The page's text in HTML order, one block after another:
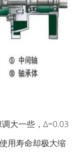
大一些，Δ=0.03
用寿命却极大缩